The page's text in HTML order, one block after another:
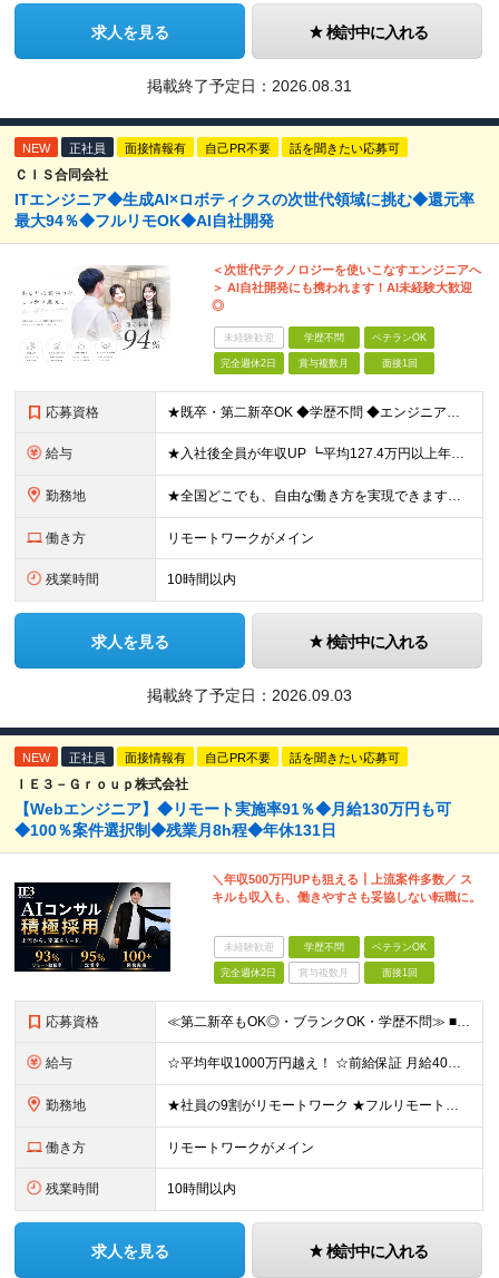
求人を見る 検討中に入れる
掲載終了予定日： 2026.08.31
NEW 正社員 面接情報有 自己PR不要 話を聞きたい応募可
ＣＩＳ合同会社
ITエンジニア◆生成AI×ロボティクスの次世代領域に挑む◆還元率
最大94％◆フルリモOK◆AI自社開発
＜次世代テクノロジーを使いこなすエンジニアへ
＞ AI自社開発にも携われます！AI未経験大歓迎
◎
未経験歓迎 学歴不問 ベテランOK
完全週休2日 賞与複数月 面接1回
応募資格 ★既卒・第二新卒OK ◆学歴不問 ◆エンジニアとしての何かしらの実務経験が1年以上ある方 ※AI未経験者大歓迎 ★意欲重視の採用です！ 「経歴に自信がない」という方も、"今後挑戦したいこと""スキル
給与 ★入社後全員が年収UP ┗平均127.4万円以上年収UP！ ┗最大390万円UPの実績もあり 月給35万円～100万円＋決算賞与＋各種手当 【 給与イメージ 】 ■経験1年以上…月給35万円～＋決
勤務地 ★全国どこでも、自由な働き方を実現できます！ 全国のプロジェクト先やフルリモート環境での勤務も可能です。 ＼自由度の高い働き方、叶えます／ □フルリモートで働きたい □ハイブリットに働きたい □家庭
働き方 リモートワークがメイン
残業時間 10時間以内
求人を見る 検討中に入れる
掲載終了予定日： 2026.09.03
NEW 正社員 面接情報有 自己PR不要 話を聞きたい応募可
ＩＥ３－Ｇｒｏｕｐ株式会社
【Webエンジニア】◆リモート実施率91％◆月給130万円も可
◆100％案件選択制◆残業月8h程◆年休131日
＼年収500万円UPも狙える┃上流案件多数／ ス
キルも収入も、働きやすさも妥協しない転職に。
未経験歓迎 学歴不問 ベテランOK
完全週休2日 賞与複数月 面接1回
応募資格 ≪第二新卒もOK◎・ブランクOK・学歴不問≫ ■エンジニアとして実務経験をお持ちの方（2年以上） ＼意欲重視の採用です／ 「経歴に自信がない」という方も、 ”今後挑戦したいこと""スキルアップしたい
給与 ☆平均年収1000万円越え！ ☆前給保証 月給40万円〜140万円＋決算賞与＋各種手当 ※経験・能力を考慮し、当社規定により加給・優遇します ※月給には固定残業代（6万9,000円～18万6,00
勤務地 ★社員の9割がリモートワーク ★フルリモート案件もあり ★地方からの応募も歓迎！／転居を伴う転勤なし 東京23区を中心としたプロジェクト先での勤務です。 ◎東京⇒地方へUターンし、フルリモ勤務 ◎
働き方 リモートワークがメイン
残業時間 10時間以内
求人を見る 検討中に入れる